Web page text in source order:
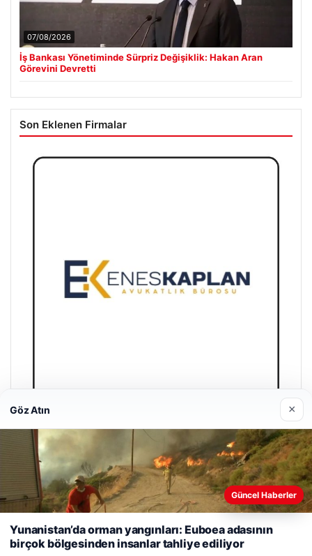
07/08/2026
İş Bankası Yönetiminde Sürpriz Değişiklik: Hakan Aran
Görevini Devretti
Son Eklenen Firmalar
Enes Kaplan Avukatlık Bürosu
28/04/2026
Web sitemizi nasıl kullandığınızı daha iyi anlayabilmek,
kullanıyoruz.Çerez Politikamız
Göz Atın ×
Güncel Haberler
Yunanistan’da orman yangınları: Euboea adasının
birçok bölgesinden insanlar tahliye ediliyor